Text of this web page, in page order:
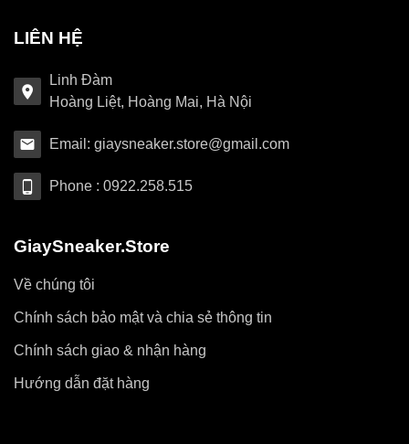
LIÊN HỆ
Linh Đàm
Hoàng Liệt, Hoàng Mai, Hà Nội
Email: giaysneaker.store@gmail.com
Phone : 0922.258.515
GiaySneaker.Store
Về chúng tôi
Chính sách bảo mật và chia sẻ thông tin
Chính sách giao & nhận hàng
Hướng dẫn đặt hàng